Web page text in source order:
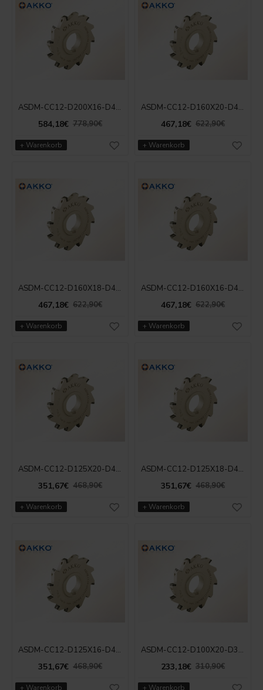
ASDM-CC12-D200X16-D40-Z14
584,18€ 778,90€
+ Warenkorb
ASDM-CC12-D160X20-D40-Z12
467,18€ 622,90€
+ Warenkorb
ASDM-CC12-D160X18-D40-Z12
467,18€ 622,90€
+ Warenkorb
ASDM-CC12-D160X16-D40-Z12
467,18€ 622,90€
+ Warenkorb
ASDM-CC12-D125X20-D40-Z10
351,67€ 468,90€
+ Warenkorb
ASDM-CC12-D125X18-D40-Z10
351,67€ 468,90€
+ Warenkorb
ASDM-CC12-D125X16-D40-Z10
351,67€ 468,90€
+ Warenkorb
ASDM-CC12-D100X20-D32-Z08
233,18€ 310,90€
+ Warenkorb